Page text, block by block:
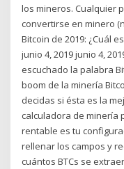
los mineros. Cualquier
convertirse en minero
Bitcoin de 2019: ¿Cuál
junio 4, 2019 junio 4,
escuchado la palabra
boom de la minería
decidas si ésta es la
calculadora de minería
rentable es tu
rellenar los campos y
cuántos BTCs se